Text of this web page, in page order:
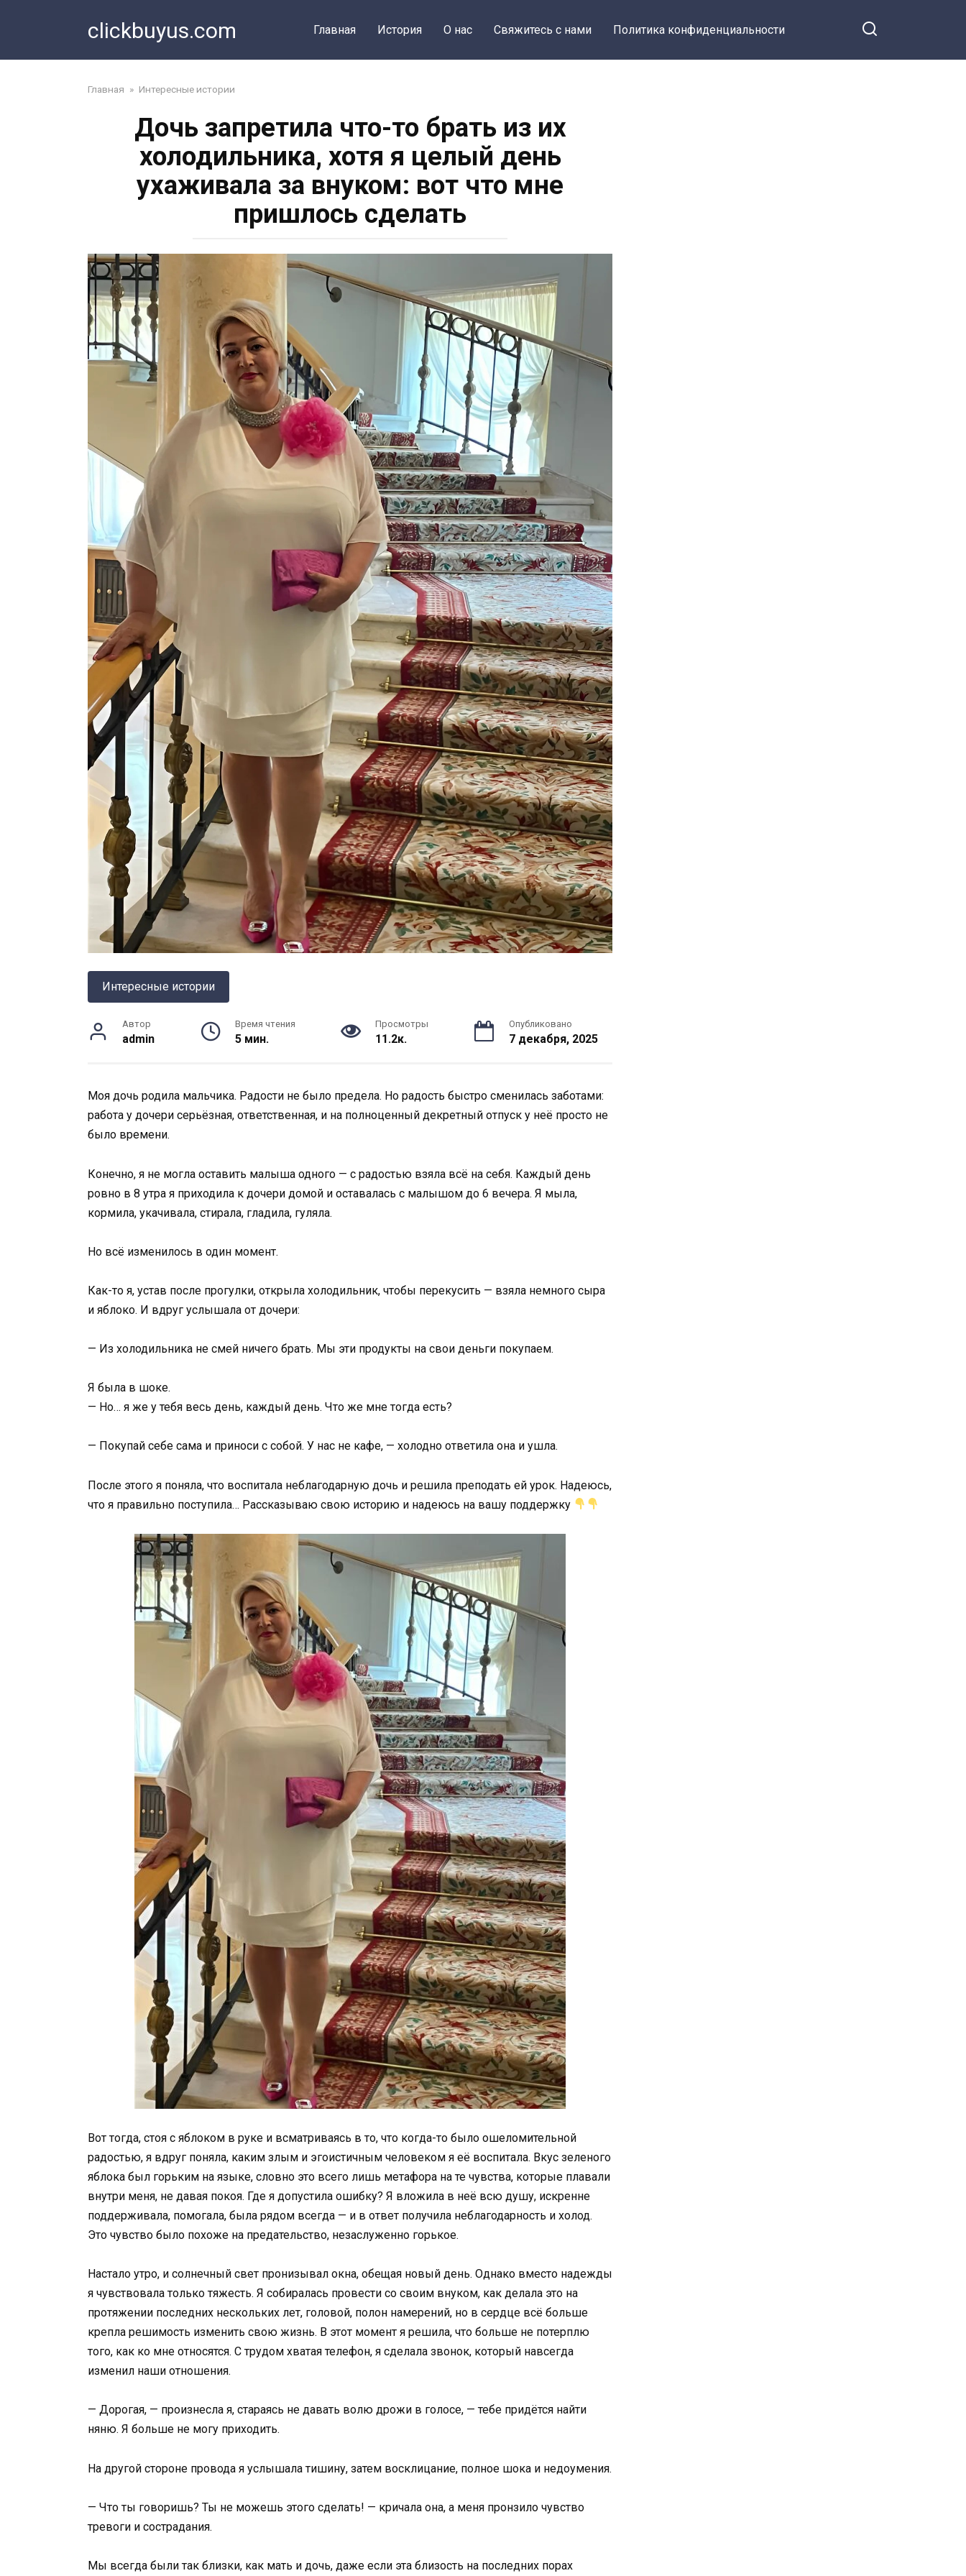
clickbuyus.com Главная История О нас Свяжитесь с нами Политика конфиденциальности
Главная » Интересные истории
Дочь запретила что-то брать из их
холодильника, хотя я целый день
ухаживала за внуком: вот что мне
пришлось сделать
Интересные истории
Автор
admin
Время чтения
5 мин.
Просмотры
11.2к.
Опубликовано
7 декабря, 2025
Моя дочь родила мальчика. Радости не было предела. Но радость быстро сменилась заботами:
работа у дочери серьёзная, ответственная, и на полноценный декретный отпуск у неё просто не
было времени.
Конечно, я не могла оставить малыша одного — с радостью взяла всё на себя. Каждый день
ровно в 8 утра я приходила к дочери домой и оставалась с малышом до 6 вечера. Я мыла,
кормила, укачивала, стирала, гладила, гуляла.
Но всё изменилось в один момент.
Как-то я, устав после прогулки, открыла холодильник, чтобы перекусить — взяла немного сыра
и яблоко. И вдруг услышала от дочери:
— Из холодильника не смей ничего брать. Мы эти продукты на свои деньги покупаем.
Я была в шоке.
— Но… я же у тебя весь день, каждый день. Что же мне тогда есть?
— Покупай себе сама и приноси с собой. У нас не кафе, — холодно ответила она и ушла.
После этого я поняла, что воспитала неблагодарную дочь и решила преподать ей урок. Надеюсь,
что я правильно поступила… Рассказываю свою историю и надеюсь на вашу поддержку
Вот тогда, стоя с яблоком в руке и всматриваясь в то, что когда-то было ошеломительной
радостью, я вдруг поняла, каким злым и эгоистичным человеком я её воспитала. Вкус зеленого
яблока был горьким на языке, словно это всего лишь метафора на те чувства, которые плавали
внутри меня, не давая покоя. Где я допустила ошибку? Я вложила в неё всю душу, искренне
поддерживала, помогала, была рядом всегда — и в ответ получила неблагодарность и холод.
Это чувство было похоже на предательство, незаслуженно горькое.
Настало утро, и солнечный свет пронизывал окна, обещая новый день. Однако вместо надежды
я чувствовала только тяжесть. Я собиралась провести со своим внуком, как делала это на
протяжении последних нескольких лет, головой, полон намерений, но в сердце всё больше
крепла решимость изменить свою жизнь. В этот момент я решила, что больше не потерплю
того, как ко мне относятся. С трудом хватая телефон, я сделала звонок, который навсегда
изменил наши отношения.
— Дорогая, — произнесла я, стараясь не давать волю дрожи в голосе, — тебе придётся найти
няню. Я больше не могу приходить.
На другой стороне провода я услышала тишину, затем восклицание, полное шока и недоумения.
— Что ты говоришь? Ты не можешь этого сделать! — кричала она, а меня пронзило чувство
тревоги и сострадания.
Мы всегда были так близки, как мать и дочь, даже если эта близость на последних порах